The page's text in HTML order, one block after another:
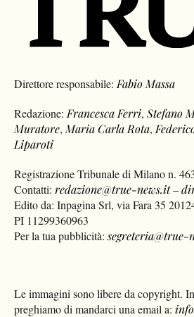
Direttore responsabile: Fabio Massa
Redazione: Francesca Ferri,Stefano
Muratore, Maria Carla Rota,
Liparoti
Registrazione Tribunale di Milano n.
Contatti:redazione@true-news.it–
Edito da: Inpagina Srl, via Fara 35
PI 11299360963
Per la tua pubblicità:segreteria@true-
Le immagini sono libere da copyright.
preghiamo di mandarci una email a: